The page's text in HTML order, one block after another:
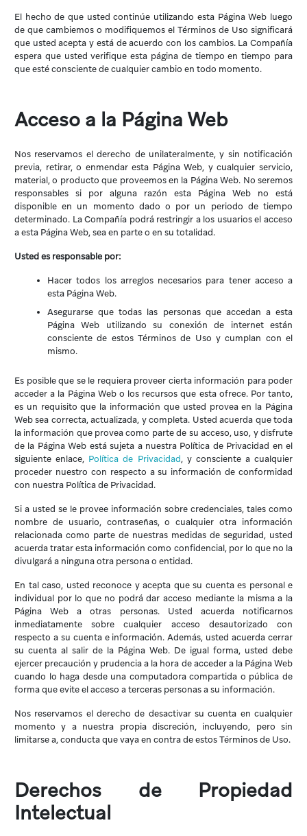
El hecho de que usted continúe utilizando esta Página Web luego
de que cambiemos o modifiquemos el Términos de Uso significará
que usted acepta y está de acuerdo con los cambios. La Compañía
espera que usted verifique esta página de tiempo en tiempo para
que esté consciente de cualquier cambio en todo momento.
Acceso a la Página Web
Nos reservamos el derecho de unilateralmente, y sin notificación
previa, retirar, o enmendar esta Página Web, y cualquier servicio,
material, o producto que proveemos en la Página Web. No seremos
responsables si por alguna razón esta Página Web no está
disponible en un momento dado o por un periodo de tiempo
determinado. La Compañía podrá restringir a los usuarios el acceso
a esta Página Web, sea en parte o en su totalidad.
Usted es responsable por:
Hacer todos los arreglos necesarios para tener acceso a
esta Página Web.
Asegurarse que todas las personas que accedan a esta
Página Web utilizando su conexión de internet están
consciente de estos Términos de Uso y cumplan con el
mismo.
Es posible que se le requiera proveer cierta información para poder
acceder a la Página Web o los recursos que esta ofrece. Por tanto,
es un requisito que la información que usted provea en la Página
Web sea correcta, actualizada, y completa. Usted acuerda que toda
la información que provea como parte de su acceso, uso, y disfrute
de la Página Web está sujeta a nuestra Política de Privacidad en el
siguiente enlace, Política de Privacidad, y consciente a cualquier
proceder nuestro con respecto a su información de conformidad
con nuestra Política de Privacidad.
Si a usted se le provee información sobre credenciales, tales como
nombre de usuario, contraseñas, o cualquier otra información
relacionada como parte de nuestras medidas de seguridad, usted
acuerda tratar esta información como confidencial, por lo que no la
divulgará a ninguna otra persona o entidad.
En tal caso, usted reconoce y acepta que su cuenta es personal e
individual por lo que no podrá dar acceso mediante la misma a la
Página Web a otras personas. Usted acuerda notificarnos
inmediatamente sobre cualquier acceso desautorizado con
respecto a su cuenta e información. Además, usted acuerda cerrar
su cuenta al salir de la Página Web. De igual forma, usted debe
ejercer precaución y prudencia a la hora de acceder a la Página Web
cuando lo haga desde una computadora compartida o pública de
forma que evite el acceso a terceras personas a su información.
Nos reservamos el derecho de desactivar su cuenta en cualquier
momento y a nuestra propia discreción, incluyendo, pero sin
limitarse a, conducta que vaya en contra de estos Términos de Uso.
Derechos de Propiedad
Intelectual